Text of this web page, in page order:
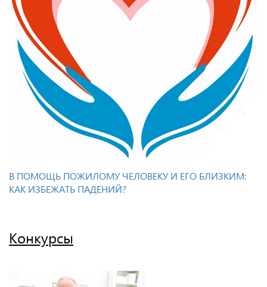
В ПОМОЩЬ ПОЖИЛОМУ ЧЕЛОВЕКУ И ЕГО БЛИЗКИМ:
КАК ИЗБЕЖАТЬ ПАДЕНИЙ?
Конкурсы